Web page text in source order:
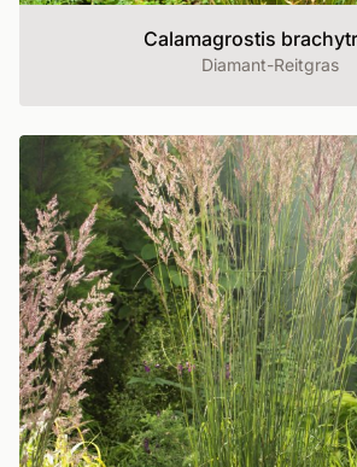
Calamagrostis
Diamant-Reitgras